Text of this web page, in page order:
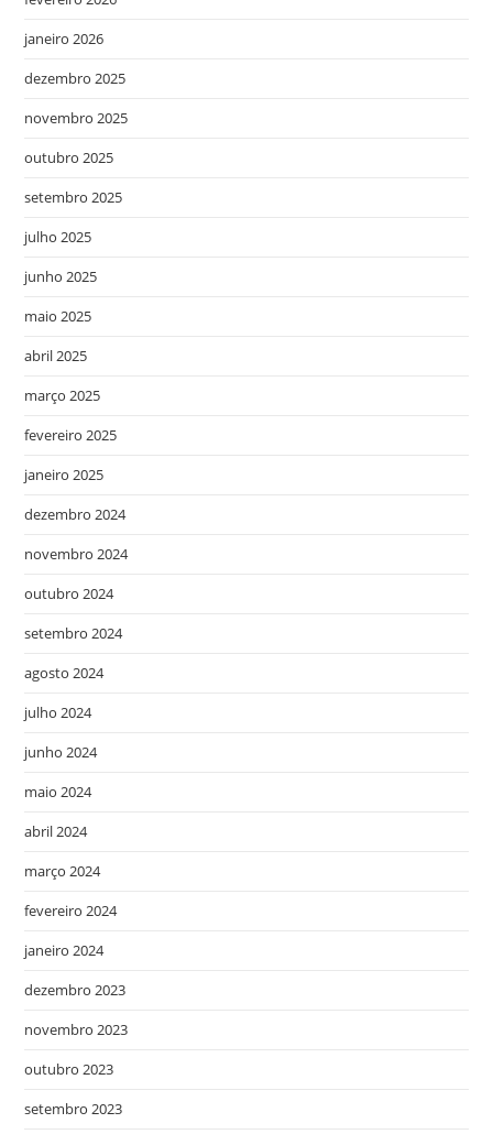
janeiro 2026
dezembro 2025
novembro 2025
outubro 2025
setembro 2025
julho 2025
junho 2025
maio 2025
abril 2025
março 2025
fevereiro 2025
janeiro 2025
dezembro 2024
novembro 2024
outubro 2024
setembro 2024
agosto 2024
julho 2024
junho 2024
maio 2024
abril 2024
março 2024
fevereiro 2024
janeiro 2024
dezembro 2023
novembro 2023
outubro 2023
setembro 2023